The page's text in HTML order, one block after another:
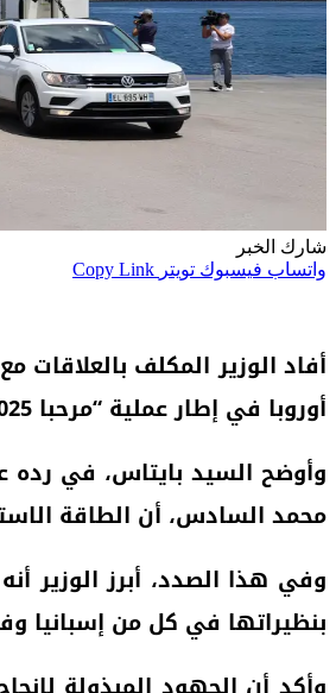
شارك الخبر
واتساب فيسبوك تويتر Copy Link
أفاد الوزير المكلف
أوروبا في إطار عملية “مرحبا 2025″، سيتعزز بتأمين ما مجموعه 520 رحلة أسبوعية، وذلك للاستجابة للتدفقات المنتظرة خلال الفترة الصيفية لهذه السنة.
وأوضح السيد بايتاس، في رده
محمد السادس، أن الطاقة الاستيعابية للعرض
بنظيراتها في كل من إسبانيا